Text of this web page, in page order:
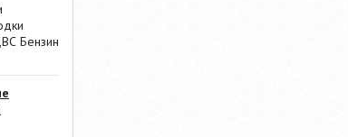
Бензин